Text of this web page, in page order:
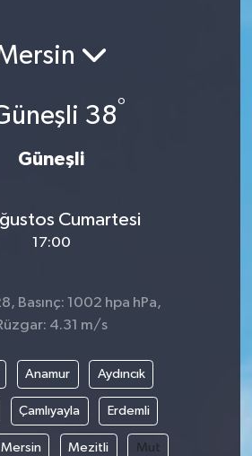
38°
Güneşli
Cumartesi
17:00
Basınç: 1002 hpa hPa,
4.31 m/s
Anamur Aydıncık
Çamlıyayla Erdemli
Mersin Mezitli Mut